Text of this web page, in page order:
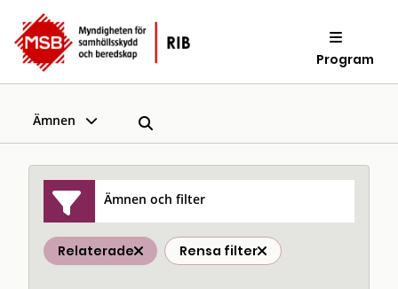
Program
Ämnen
Ämnen och filter
Relaterade Rensa filter